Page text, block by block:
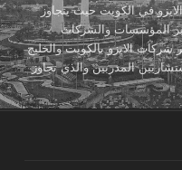
في الكويت حيث يتجاوز
المؤسسات والشركات
شركات الايزو بالكويت والخليج
المدربين والذي تجاوز